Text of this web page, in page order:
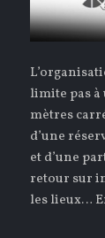
limite pas
mètres
d’une
et d’une
retour sur
les lieux…